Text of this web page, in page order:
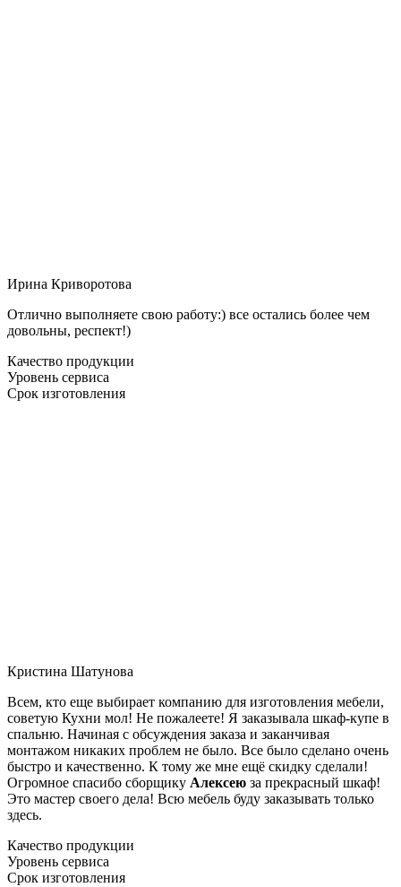
Ирина Криворотова
Отлично выполняете свою работу:) все остались более чем
довольны, респект!)
Качество продукции
Уровень сервиса
Срок изготовления
Кристина Шатунова
Всем, кто еще выбирает компанию для изготовления мебели,
советую Кухни мол! Не пожалеете! Я заказывала шкаф-купе в
спальню. Начиная с обсуждения заказа и заканчивая
монтажом никаких проблем не было. Все было сделано очень
быстро и качественно. К тому же мне ещё скидку сделали!
Огромное спасибо сборщику Алексею за прекрасный шкаф!
Это мастер своего дела! Всю мебель буду заказывать только
здесь.
Качество продукции
Уровень сервиса
Срок изготовления